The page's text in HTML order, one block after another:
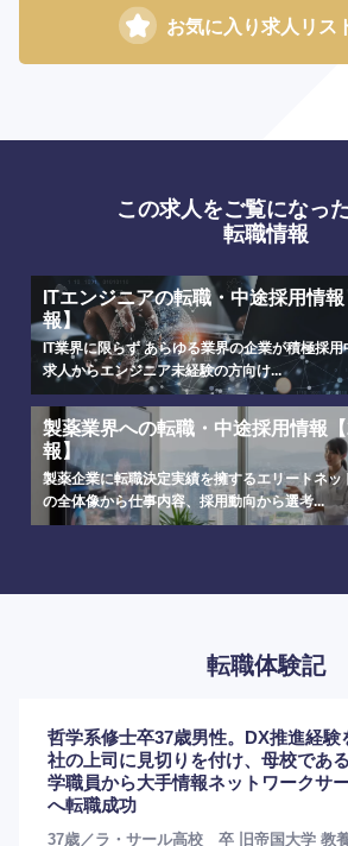
お気に入り求人リス
この求人をご覧になっ
転職情報
ITエンジニアの転職・中途採用情
報】
IT業界に限らず あらゆる業界の企業が積極採
求人からエンジニア未経験の方向け...
製薬業界への転職・中途採用情報
報】
製薬企業に転職決定実績を擁するエリートネッ
の全体像から仕事内容、採用動向から選考...
転職体験記
哲学系修士卒37歳男性。DX推進経験
社の上司に見切りを付け、母校であ
学職員から大手情報ネットワークサ
へ転職成功
37歳／ラ・サール高校 卒 旧帝国大学 教